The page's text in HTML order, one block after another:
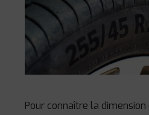
Pour connaître la